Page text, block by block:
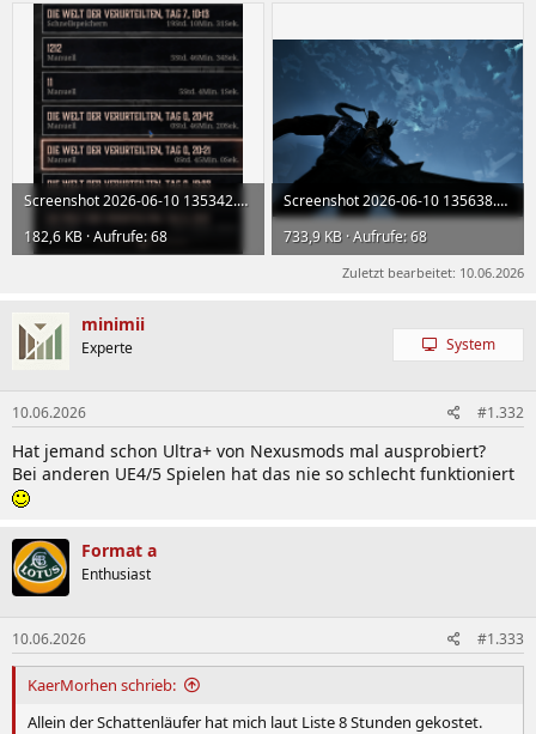
Screenshot 2026-06-10 135342.png
182,6 KB · Aufrufe: 68
Screenshot 2026-06-10 135638.png
733,9 KB · Aufrufe: 68
Zuletzt bearbeitet: 10.06.2026
minimii
Experte System
10.06.2026 #1.332
Hat jemand schon Ultra+ von Nexusmods mal ausprobiert?
Bei anderen UE4/5 Spielen hat das nie so schlecht funktioniert
Format a
Enthusiast
10.06.2026 #1.333
KaerMorhen schrieb:
Allein der Schattenläufer hat mich laut Liste 8 Stunden gekostet.